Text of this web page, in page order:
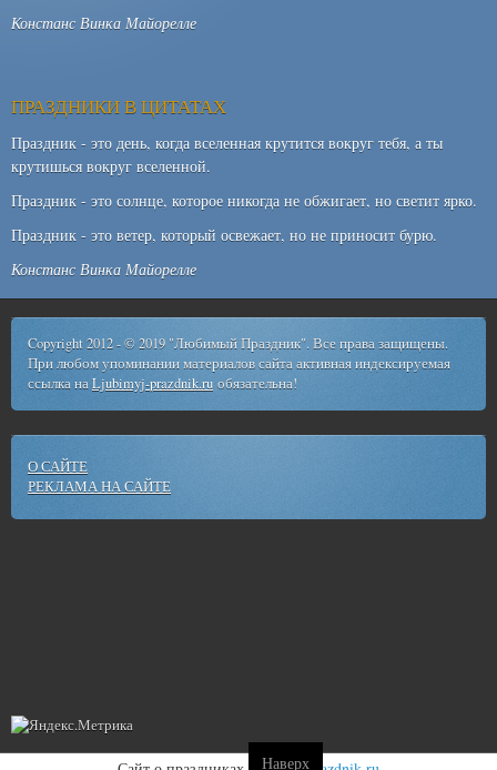
Констанс Винка Майорелле
ПРАЗДНИКИ В ЦИТАТАХ
Праздник - это день, когда вселенная крутится вокруг тебя, а ты
крутишься вокруг вселенной.
Праздник - это солнце, которое никогда не обжигает, но светит ярко.
Праздник - это ветер, который освежает, но не приносит бурю.
Констанс Винка Майорелле
Copyright 2012 - © 2019 "Любимый Праздник". Все права защищены.
При любом упоминании материалов сайта активная индексируемая
ссылка наLjubimyj-prazdnik.ru обязательна!
О САЙТЕ
РЕКЛАМА НА САЙТЕ
Наверх